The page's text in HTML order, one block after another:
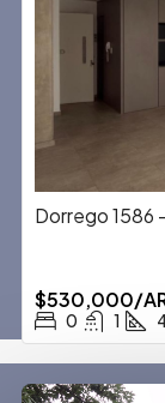
Dorrego 1586
$530,000/
0 1